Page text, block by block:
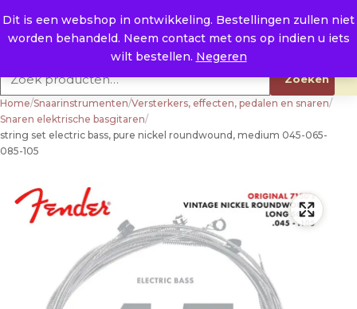
Dit is een webshop in ontwikkeling. Bestellingen zullen niet
worden behandeld. Neem contact met ons op indien u iets
wilt bestellen. Negeren
E. info@raysland.nl
Productcategorieën
Zoeken
Home/Snaarinstrumenten/Versterkers, effecten, pedalen en snaren/
Snaren elektrische basgitaren/
string set electric bass, pure nickel roundwound, medium 045-065-
085-105